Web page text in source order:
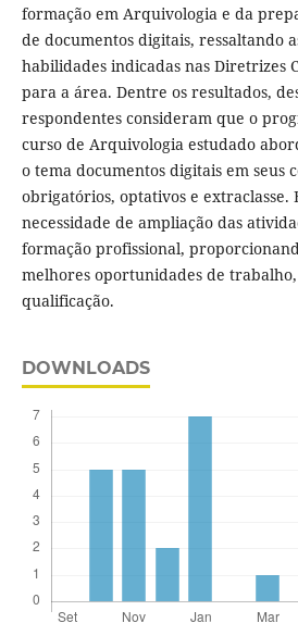
formação em Arquivologia e da
de documentos digitais, ressaltando
habilidades indicadas nas Diretrizes
para a área. Dentre os resultados,
respondentes consideram que o
curso de Arquivologia estudado
o tema documentos digitais em seus
obrigatórios, optativos e extraclasse.
necessidade de ampliação das
formação profissional,
melhores oportunidades de
qualificação.
DOWNLOADS